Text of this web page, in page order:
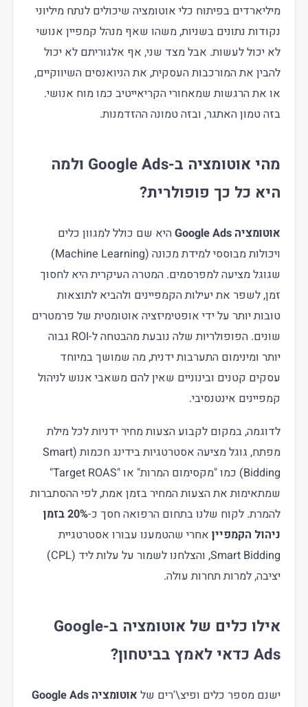
מיליארדים בפיתוח כלי אוטומציה שיכולים לנתח מיליוני
נקודות נתונים בשניות, משהו שאף מנהל קמפיין אנושי
לא יכול לעשות. אבל מצד שני, אף אלגוריתם לא יכול
להבין את המורכבות העסקית, את הניואנסים השיווקיים,
או את הרגשות שמאחורי הקריאייטיב כמו מוח אנושי.
בזה טמון האתגר, ובזה טמונה ההזדמנות.
מהי אוטומציה ב-Google Ads ולמה
היא כל כך פופולרית?
אוטומציה Google Ads
היא שם כולל למגוון כלים
ויכולות מבוססי למידת מכונה (Machine Learning)
שגוגל מציעה למפרסמים. המטרה העיקרית היא לחסוך
זמן, לשפר את יעילות הקמפיינים ולהביא לתוצאות
טובות יותר על ידי אופטימיזציה אוטומטית של פרמטרים
שונים. הפופולריות שלה נובעת מהבטחה ל-ROI גבוה
יותר ומינימום התערבות ידנית, מה שמושך במיוחד
עסקים קטנים ובינוניים שאין להם משאבי אנוש לניהול
קמפיינים אינטנסיבי.
לדוגמה, במקום לקבוע הצעות מחיר ידניות לכל מילת
מפתח, גוגל מציעה אסטרטגיות בידינג חכמות (Smart
Bidding) כמו "מקסימום המרות" או "Target ROAS"
שמתאימות את הצעות המחיר בזמן אמת, לפי ההסתברות
להמרת. לקוח שלנו בתחום הרפואה חסך כ-
20% בזמן
ניהול הקמפיין אחרי שהטמענו עבורו אסטרטגיית
Smart Bidding, והצלחנו לשמור על עלות ליד (CPL)
יציבה, למרות תחרות עולה.
אילו כלים של אוטומציה ב-Google
Ads כדאי לאמץ בביטחון?
ישנם מספר כלים ופיצ\'רים של אוטומציה Google Ads